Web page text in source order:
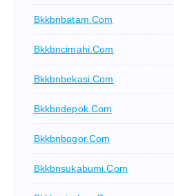
Bkkbnbatam.com
Bkkbncimahi.com
Bkkbnbekasi.com
Bkkbndepok.com
Bkkbnbogor.com
Bkkbnsukabumi.com